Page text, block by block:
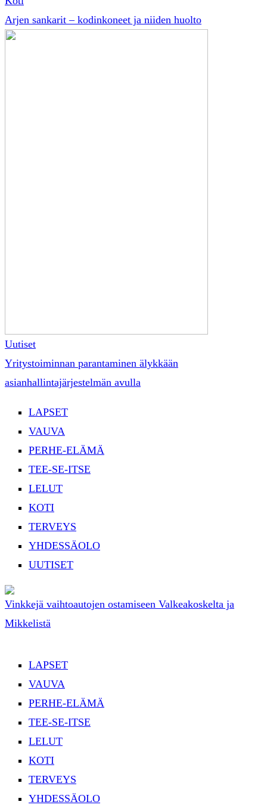
Arjen sankarit – kodinkoneet ja niiden huolto
Uutiset
Yritystoiminnan parantaminen älykkään
asianhallintajärjestelmän avulla
LAPSET
VAUVA
PERHE-ELÄMÄ
TEE-SE-ITSE
LELUT
KOTI
TERVEYS
YHDESSÄOLO
UUTISET
Vinkkejä vaihtoautojen ostamiseen Valkeakoskelta ja
Mikkelistä
LAPSET
VAUVA
PERHE-ELÄMÄ
TEE-SE-ITSE
LELUT
KOTI
TERVEYS
YHDESSÄOLO